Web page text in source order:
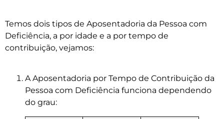
Temos dois tipos de Aposentadoria da Pessoa com
Deficiência, a por idade e a por tempo de
contribuição, vejamos:
A Aposentadoria por Tempo de Contribuição da
Pessoa com Deficiência funciona dependendo
do grau: